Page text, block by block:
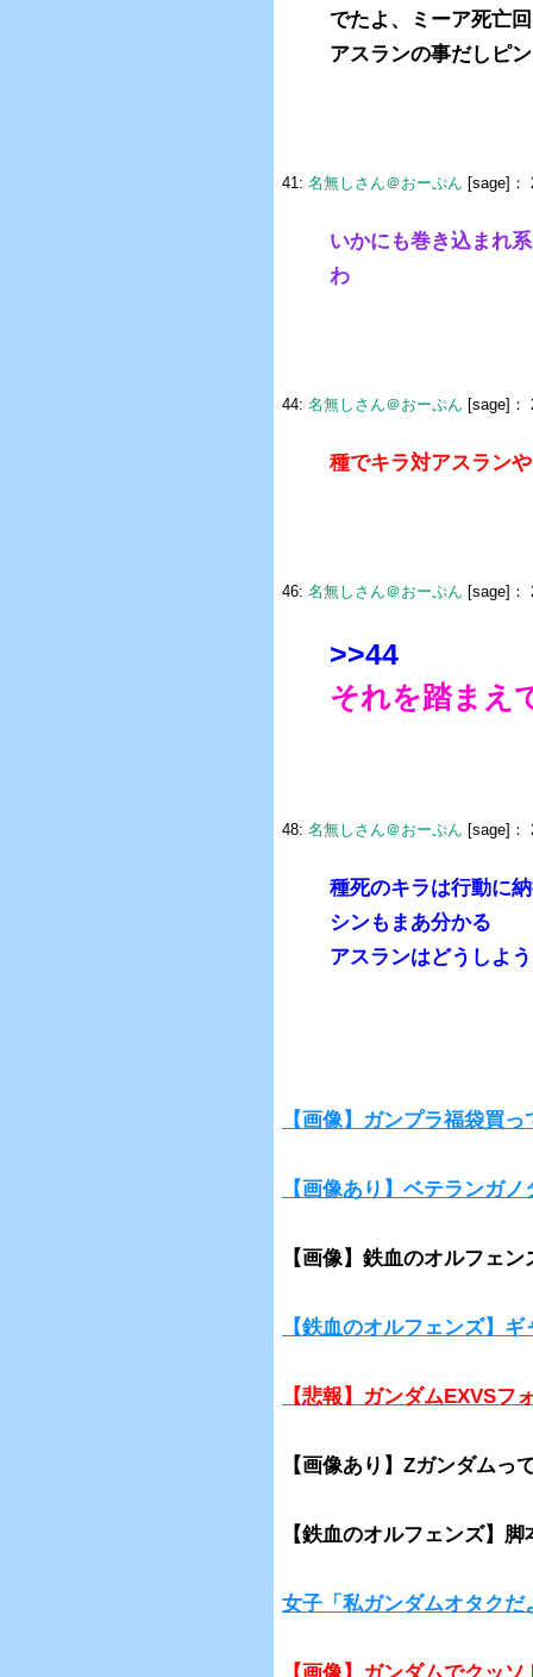
でたよ、ミーア死亡
アスランの事だしピ
41: 名無しさん＠おーぷん [sage]：
いかにも巻き込まれ
わ
44: 名無しさん＠おーぷん [sage]：
種でキラ対アスラン
46: 名無しさん＠おーぷん [sage]：
>>44
それを踏まえ
48: 名無しさん＠おーぷん [sage]：
種死のキラは行動に
シンもまあ分かる
アスランはどうしよ
【画像】ガンプラ福袋買
【画像あり】ベテランガ
【画像】鉄血のオルフェ
【鉄血のオルフェンズ】
【悲報】ガンダムEXVS
【画像あり】Zガンダムっ
【鉄血のオルフェンズ】
女子「私ガンダムオタク